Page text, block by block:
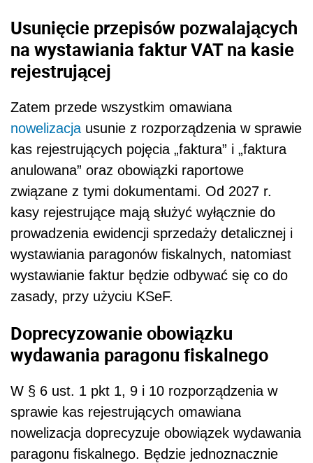
Usunięcie przepisów pozwalających
na wystawiania faktur VAT na kasie
rejestrującej
Zatem przede wszystkim omawiana
nowelizacja usunie z rozporządzenia w sprawie
kas rejestrujących pojęcia „faktura” i „faktura
anulowana” oraz obowiązki raportowe
związane z tymi dokumentami. Od 2027 r.
kasy rejestrujące mają służyć wyłącznie do
prowadzenia ewidencji sprzedaży detalicznej i
wystawiania paragonów fiskalnych, natomiast
wystawianie faktur będzie odbywać się co do
zasady, przy użyciu KSeF.
Doprecyzowanie obowiązku
wydawania paragonu fiskalnego
W § 6 ust. 1 pkt 1, 9 i 10 rozporządzenia w
sprawie kas rejestrujących omawiana
nowelizacja doprecyzuje obowiązek wydawania
paragonu fiskalnego. Będzie jednoznacznie